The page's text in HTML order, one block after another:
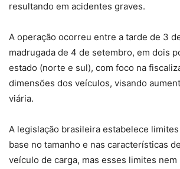
resultando em acidentes graves.
A operação ocorreu entre a tarde de 3
madrugada de 4 de setembro, em dois
estado (norte e sul), com foco na
dimensões dos veículos, visando
viária.
A legislação brasileira estabelece
base no tamanho e nas características
veículo de carga, mas esses limites nem